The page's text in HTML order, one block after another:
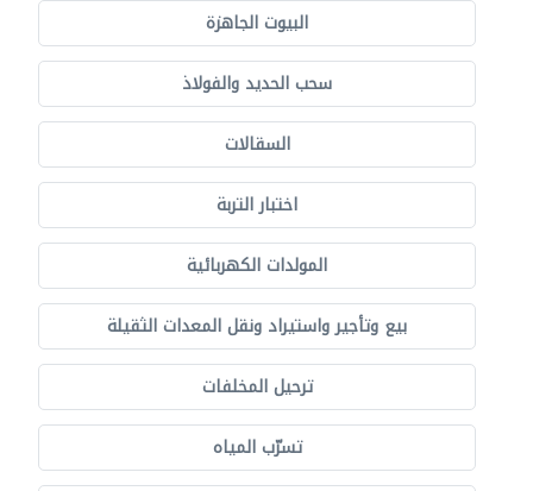
البيوت الجاهزة
سحب الحديد والفولاذ
السقالات
اختبار التربة
المولدات الكهربائية
بيع وتأجير واستيراد ونقل المعدات الثقيلة
ترحيل المخلفات
تسرّب المياه